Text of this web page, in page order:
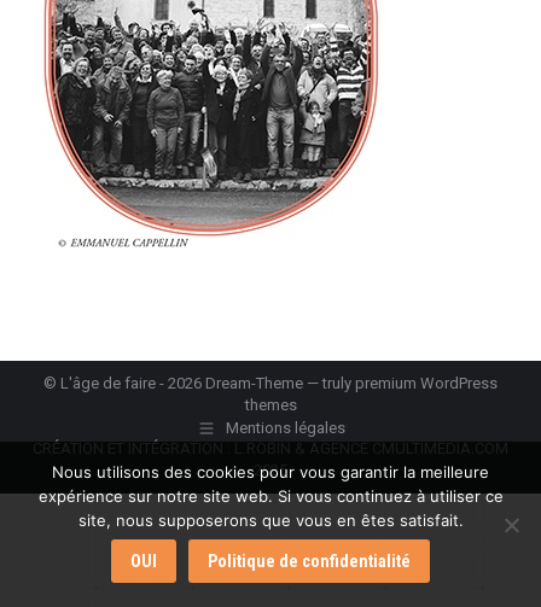
© L'âge de faire - 2026 Dream-Theme — truly premium WordPress
themes
Mentions légales
2025
Nous utilisons des cookies pour vous garantir la meilleure
expérience sur notre site web. Si vous continuez à utiliser ce
site, nous supposerons que vous en êtes satisfait.
OUI Politique de confidentialité